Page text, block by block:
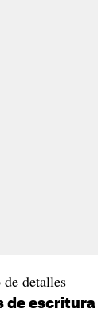
detalles
de escritura